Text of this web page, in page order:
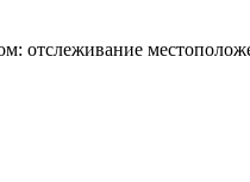
отслеживание